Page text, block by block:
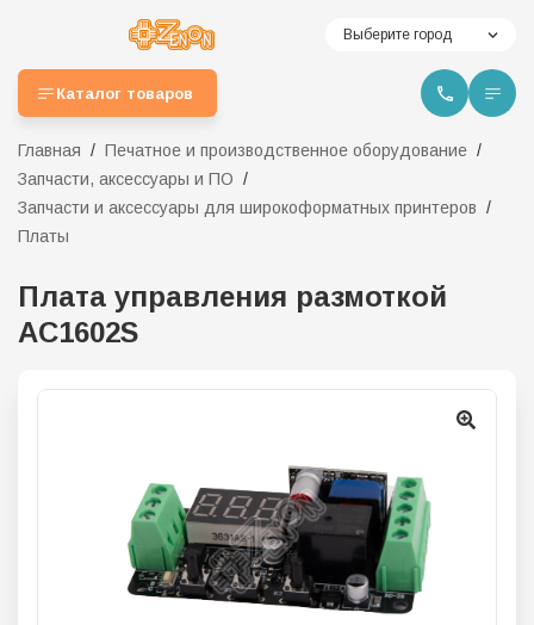
Выберите город
Каталог товаров
Главная
Печатное и производственное оборудование
Запчасти, аксессуары и ПО
Запчасти и аксессуары для широкоформатных принтеров
Платы
Плата управления размоткой
AC1602S